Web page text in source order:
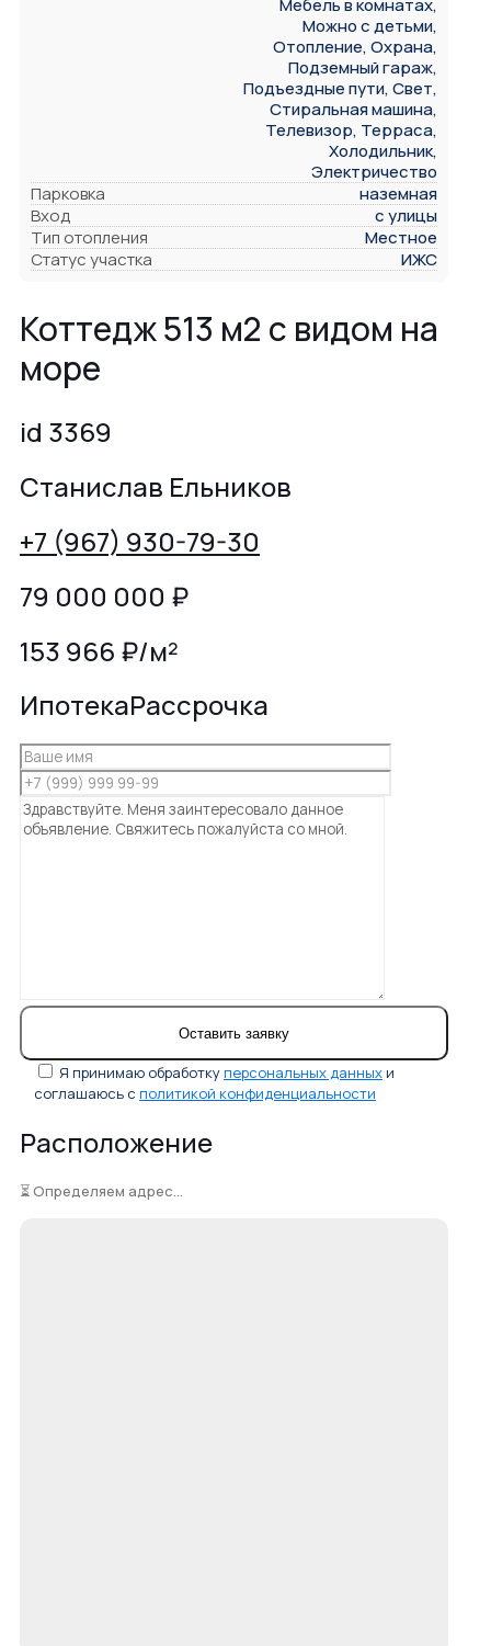
Мебель в комнатах,
Можно с детьми,
Отопление, Охрана,
Подземный гараж,
Подъездные пути, Свет,
Стиральная машина,
Телевизор, Терраса,
Холодильник,
Электричество
Парковка
наземная
Вход
с улицы
Тип отопления
Местное
Статус участка
ИЖС
Коттедж 513 м2 с видом на
море
id 3369
Станислав Ельников
+7 (967) 930-79-30
79 000 000 ₽
153 966 ₽/м²
ИпотекаРассрочка
Я принимаю обработкуперсональных данных и
соглашаюсь с политикой конфиденциальности
Расположение
⏳ Определяем адрес...